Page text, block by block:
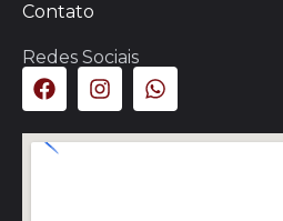
Contato
Redes Sociais